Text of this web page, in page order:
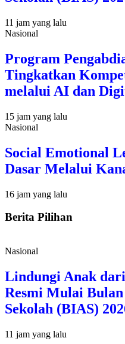
11 jam yang lalu
Nasional
Program
Tingkatkan
melalui AI dan
15 jam yang lalu
Nasional
Social Emotional
Dasar Melalui
16 jam yang lalu
Berita Pilihan
Nasional
Lindungi Anak
Resmi Mulai
Sekolah (BIAS)
11 jam yang lalu